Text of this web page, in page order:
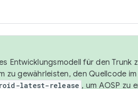
Entwicklungsmodell für den Trunk
gewährleisten, den Quellcode im
latest-release , um AOSP zu